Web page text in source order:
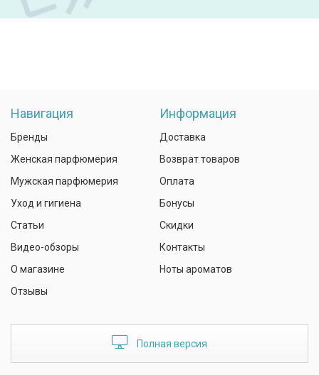
Навигация
Бренды
Женская парфюмерия
Мужская парфюмерия
Уход и гигиена
Статьи
Видео-обзоры
О магазине
Отзывы
Информация
Доставка
Возврат товаров
Оплата
Бонусы
Скидки
Контакты
Ноты ароматов
Полная версия